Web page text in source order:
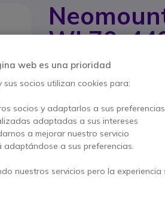
WL70-
Ref. del producto:
Soporte de pared
entre 17 y 32 pulgadas.
AHORRA 22,00 €
79,95 €
57,95 € s/Iva - 70,12 €
web es una prioridad
socios utilizan cookies para:
socios y adaptarlos a sus preferencias
adaptadas a sus intereses
a mejorar nuestro servicio
adaptándose a sus preferencias.
nuestros servicios pero la experiencia